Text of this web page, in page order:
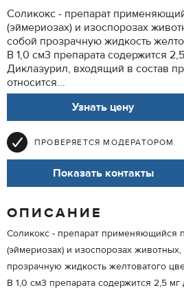
Cоликокс - препарат
(эймериозах) и изоспорозах
собой прозрачную жидкость
В 1,0 см3 препарата содержится
Диклазурил, входящий в состав
относится...
Узнать цену
ПРОВЕРЯЕТСЯ МОДЕРАТОРОМ
Показать контакты
ОПИСАНИЕ
Cоликокс - препарат применяющийся
(эймериозах) и изоспорозах
прозрачную жидкость желтоватого
В 1,0 см3 препарата содержится 2,5 мг